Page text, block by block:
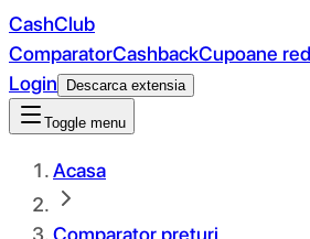
CashClub
ComparatorCashbackCupoane
Login
Descarca extensia
Toggle menu
Acasa
Comparator preturi